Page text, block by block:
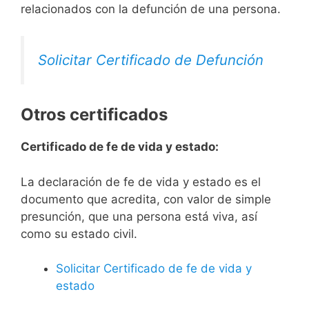
relacionados con la defunción de una persona.
Solicitar Certificado de Defunción
Otros certificados
Certificado de fe de vida y estado:
La declaración de fe de vida y estado es el
documento que acredita, con valor de simple
presunción, que una persona está viva, así
como su estado civil.
Solicitar Certificado de fe de vida y
estado